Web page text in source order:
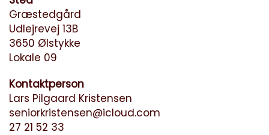
Græstedgård
Udlejrevej 13B
3650 Ølstykke
Lokale 09
Kontaktperson
Lars Pilgaard Kristensen
seniorkristensen@icloud.com
27 21 52 33